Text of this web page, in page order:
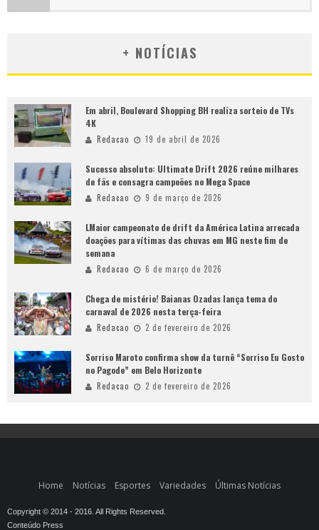
+ NOTÍCIAS
Em abril, Boulevard Shopping BH realiza sorteio de TVs
4K
Redacao 19 de abril de 2026
Sucesso absoluto: Ultimate Drift 2026 reúne milhares
de fãs e consagra campeões no Mega Space
Redacao 9 de março de 2026
LMaior campeonato de drift da América Latina arrecada
doações para vítimas das chuvas em MG neste fim de
semana
Redacao 6 de março de 2026
Chega de mistério! Baianas Ozadas lança tema do
carnaval de 2026 nesta terça-feira
Redacao 2 de fevereiro de 2026
Sorriso Maroto confirma show da turnê “Sorriso Eu Gosto
no Pagode” em Belo Horizonte
Redacao 2 de fevereiro de 2026
Home Notícias Esportes Variedades Últimas Notícias
Copyright © 2014 - 2016. All Rights Reserved.
Conteúdo Press